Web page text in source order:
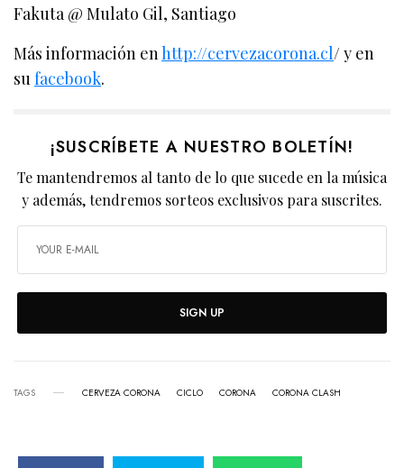
Fakuta @ Mulato Gil, Santiago
Más información enhttp://cervezacorona.cl/ y en
sufacebook.
¡SUSCRÍBETE A NUESTRO BOLETÍN!
Te mantendremos al tanto de lo que sucede en la música
y además, tendremos sorteos exclusivos para suscrites.
SIGN UP
TAGS CERVEZA CORONA CICLO CORONA CORONA CLASH